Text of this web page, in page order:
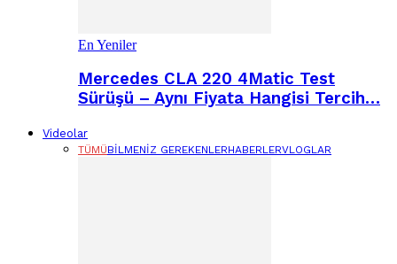
En Yeniler
Mercedes CLA 220 4Matic Test
Sürüşü – Aynı Fiyata Hangisi Tercih…
Videolar
TÜMÜBILMENIZ GEREKENLERHABERLERVLOGLAR